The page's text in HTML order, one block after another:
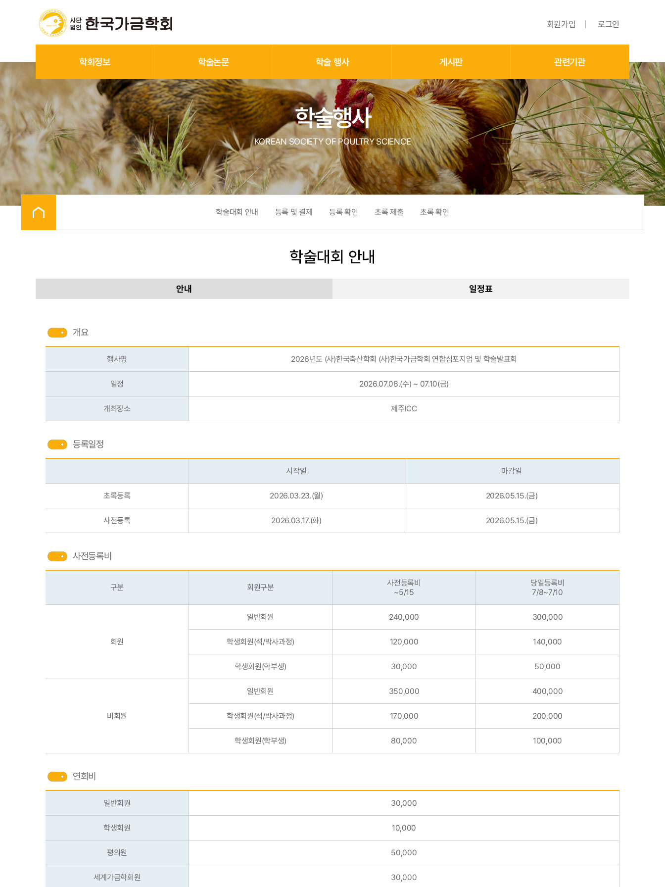
회원가입 로그인
학회정보 학술논문 학술 행사 게시판 관련기관
학술행사
KOREAN SOCIETY OF POULTRY SCIENCE
학술대회 안내 등록 및 결제 등록 확인 초록 제출 초록 확인
학술대회 안내
안내 일정표
개요
행사명 2026년도 (사)한국축산학회 (사)한국가금학회 연합심포지엄 및 학술발표회
일정 2026.07.08.(수) ~ 07.10(금)
개최장소 제주ICC
등록일정
시작일 마감일
초록등록 2026.03.23.(월) 2026.05.15.(금)
사전등록 2026.03.17.(화) 2026.05.15.(금)
사전등록비
구분 회원구분
사전등록비
~5/15
당일등록비
7/8~7/10
회원
일반회원 240,000 300,000
학생회원(석/박사과정) 120,000 140,000
학생회원(학부생) 30,000 50,000
비회원
일반회원 350,000 400,000
학생회원(석/박사과정) 170,000 200,000
학생회원(학부생) 80,000 100,000
연회비
일반회원 30,000
학생회원 10,000
평의원 50,000
세계가금학회원 30,000